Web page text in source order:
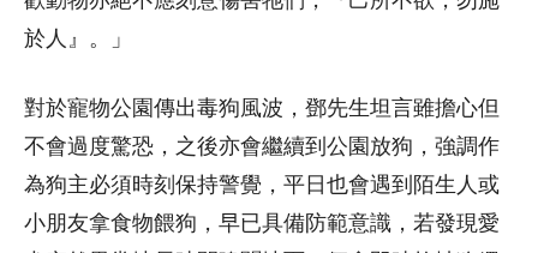
於人』。」
對於寵物公園傳出毒狗風波，鄧先生坦言雖擔心但
不會過度驚恐，之後亦會繼續到公園放狗，強調作
為狗主必須時刻保持警覺，平日也會遇到陌生人或
小朋友拿食物餵狗，早已具備防範意識，若發現愛